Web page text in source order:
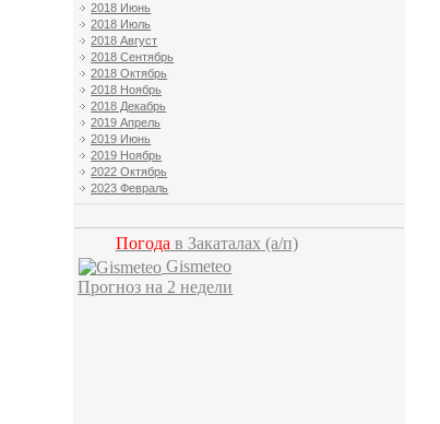
2018 Июнь
2018 Июль
2018 Август
2018 Сентябрь
2018 Октябрь
2018 Ноябрь
2018 Декабрь
2019 Апрель
2019 Июнь
2019 Ноябрь
2022 Октябрь
2023 Февраль
Погода в Закаталах (а/п)
Gismeteo
Прогноз на 2 недели